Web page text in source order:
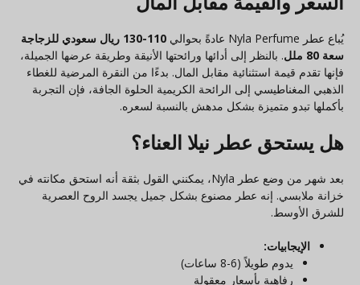
يُباع عطر Nyla Perfume عادةً بحوالي
110-130 ريال سعودي للزجاجة
سعة 80 ملل
. بالنظر إلى أدائها ورائحتها الأنيقة وطريقة عرضها الجميلة،
فإنها تقدم قيمة استثنائية مقابل المال. بدءًا من النقرة المرضية للغطاء
الذهبي المغناطيسي إلى الرائحة الكريمية الحلوة الجافة، فإن التجربة
بأكملها تبدو متميزة بشكل مدهش بالنسبة لسعره.
هل يستحق عطر نيلا العناء؟
بعد شهر من وضع عطر Nyla، يمكنني القول بثقة أنه استحق مكانته في
خزانة ملابسي. إنه عطر مصنوع بشكل جميل يجسد الروح العصرية
للشرق الأوسط.
الإيجابيات:
يدوم طويلاً (6-8 ساعات)
رفاهية بأسعار معقولة